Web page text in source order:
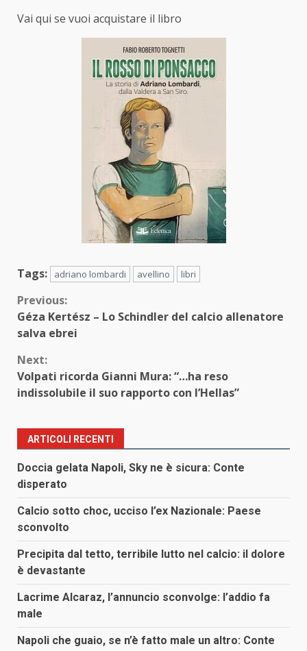
Vai qui se vuoi acquistare il libro
Tags: adriano lombardi avellino libri
Continue
Reading
Previous:
Géza Kertész – Lo Schindler del calcio allenatore
salva ebrei
Next:
Volpati ricorda Gianni Mura: “…ha reso
indissolubile il suo rapporto con l’Hellas”
ARTICOLI RECENTI
Doccia gelata Napoli, Sky ne è sicura: Conte
disperato
Calcio sotto choc, ucciso l’ex Nazionale: Paese
sconvolto
Precipita dal tetto, terribile lutto nel calcio: il dolore
è devastante
Lacrime Alcaraz, l’annuncio sconvolge: l’addio fa
male
Napoli che guaio, se n’è fatto male un altro: Conte